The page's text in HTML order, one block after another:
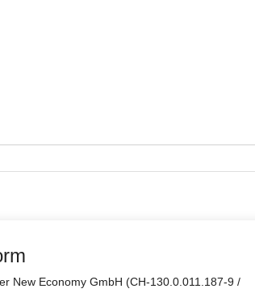
New Economy GmbH (CH-130.0.011.187-9 /